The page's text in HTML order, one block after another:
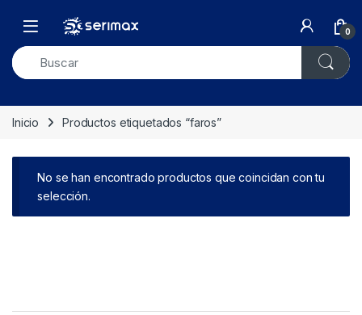
Open 0
Inicio Productos etiquetados “faros”
No se han encontrado productos que coincidan con tu
selección.